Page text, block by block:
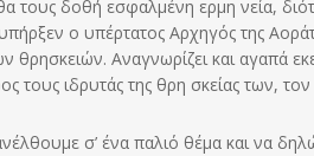
τους δοθή εσφαλμένη ερμη νεία,
ο υπέρτατος Αρχηγός της
Αναγνωρίζει και αγαπά
τους ιδρυτάς της θρη σκείας των,
σ’ ένα παλιό θέμα και να